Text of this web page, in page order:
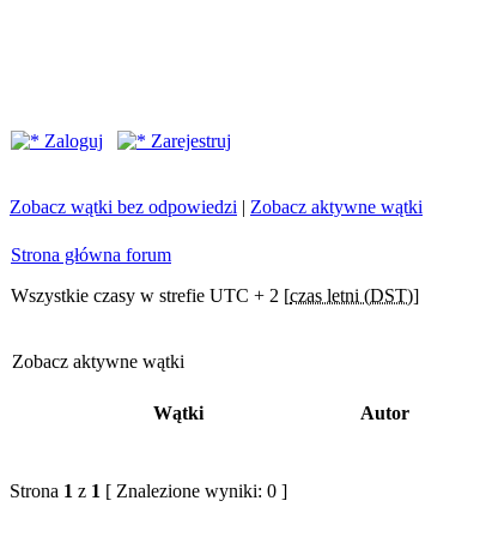
Zaloguj
Zarejestruj
Zobacz wątki bez odpowiedzi | Zobacz aktywne wątki
Strona główna forum
Wszystkie czasy w strefie UTC + 2 [czas letni (DST)]
Zobacz aktywne wątki
Wątki Autor
Strona 1 z 1 [ Znalezione wyniki: 0 ]